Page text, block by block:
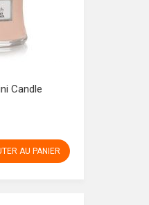
Candle
AU PANIER